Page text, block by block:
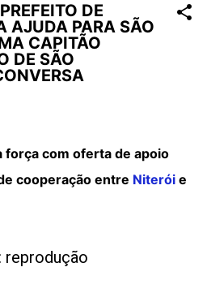
DE
AJUDA PARA SÃO
CAPITÃO
DE SÃO
força com oferta de apoio
cooperação entre Niterói e
reprodução